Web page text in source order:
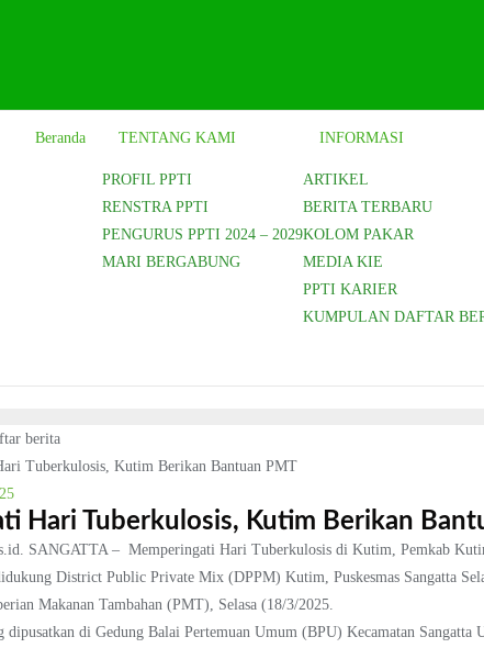
Beranda TENTANG KAMI
PROFIL PPTI
RENSTRA PPTI
PENGURUS PPTI 2024 – 2029
MARI BERGABUNG
INFORMASI
ARTIKEL
BERITA TERBARU
KOLOM PAKAR
MEDIA KIE
PPTI KARIER
KUMPULAN DAFTAR
berita
Hari Tuberkulosis, Kutim Berikan
SANGATTA – Memperingati Hari Tuberkulosis di Kutim, Pemkab
District Public Private Mix (DPPM) Kutim, Puskesmas Sangatta
Makanan Tambahan (PMT), Selasa (18/3/2025.
dipusatkan di Gedung Balai Pertemuan Umum (BPU) Kecamatan